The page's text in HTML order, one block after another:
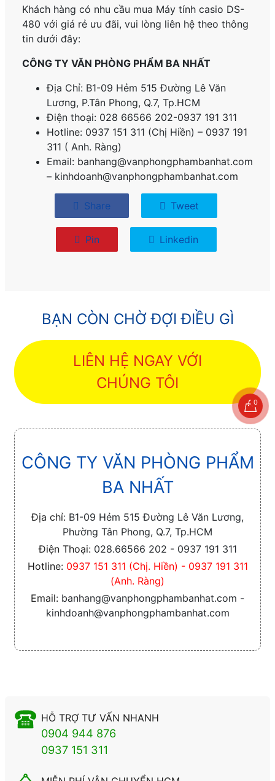
Khách hàng có nhu cầu mua Máy tính casio DS-
480 với giá rẻ ưu đãi, vui lòng liên hệ theo thông
tin dưới đây:
CÔNG TY VĂN PHÒNG PHẨM BA NHẤT
Địa Chỉ: B1-09 Hẻm 515 Đường Lê Văn
Lương, P.Tân Phong, Q.7, Tp.HCM
Điện thoại: 028 66566 202-0937 191 311
Hotline: 0937 151 311 (Chị Hiền) – 0937 191
311 ( Anh. Ràng)
Email: banhang@vanphongphambanhat.com
– kinhdoanh@vanphongphambanhat.com
Share Tweet
Pin Linkedin
BẠN CÒN CHỜ ĐỢI ĐIỀU GÌ
LIÊN HỆ NGAY VỚI
CHÚNG TÔI
CÔNG TY VĂN PHÒNG PHẨM
BA NHẤT
Địa chỉ: B1-09 Hẻm 515 Đường Lê Văn Lương,
Phường Tân Phong, Q.7, Tp.HCM
Điện Thoại: 028.66566 202 - 0937 191 311
Hotline: 0937 151 311 (Chị. Hiền) - 0937 191 311
(Anh. Ràng)
Email: banhang@vanphongphambanhat.com -
kinhdoanh@vanphongphambanhat.com
HỖ TRỢ TƯ VẤN NHANH
0904 944 876
0937 151 311
0